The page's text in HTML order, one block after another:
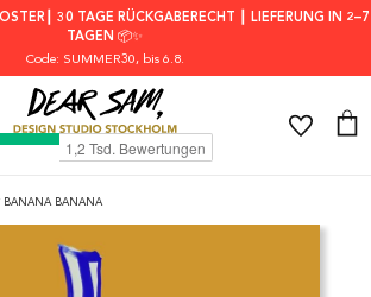
30 TAGE RÜCKGABERECHT ┃ LIEFERUNG IN 2–7
TAGEN 📦✨
Code: SUMMER30, bis 6.8.
BANANA BANANA